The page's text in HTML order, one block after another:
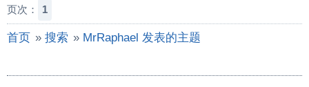
页次： 1
首页 » 搜索 » MrRaphael 发表的主题